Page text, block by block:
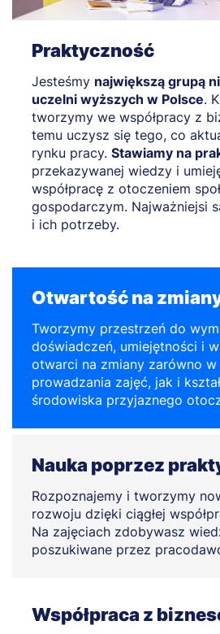
Praktyczność
Jesteśmy największą grupą
uczelni wyższych w Polsce.
tworzymy we współpracy z
temu uczysz się tego, co
rynku pracy. Stawiamy na
przekazywanej wiedzy i
współpracę z otoczeniem
gospodarczym. Najważniejsi
i ich potrzeby.
Otwartość na
Tworzymy przestrzeń do
doświadczeń, umiejętności i
otwarci na zmiany zarówno
prowadzania zajęć, jak i
środowiska przyjaznego
Nauka poprzez
Rozpoznajemy i tworzymy
rozwoju dzięki ciągłej
Na zajęciach zdobywasz
poszukiwane przez
Współpraca z